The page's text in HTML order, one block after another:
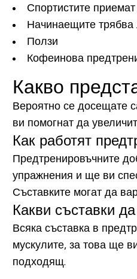
Спортистите
Начинаещите трябва
Ползи
Кофеинова
Какво
Вероятно се досещате
ви помогнат да
Как работят
Предтренировъчните
упражнения и ще ви
Съставките могат да
Какви съставки
Всяка съставка в
мускулите, за това ще
подходящ.